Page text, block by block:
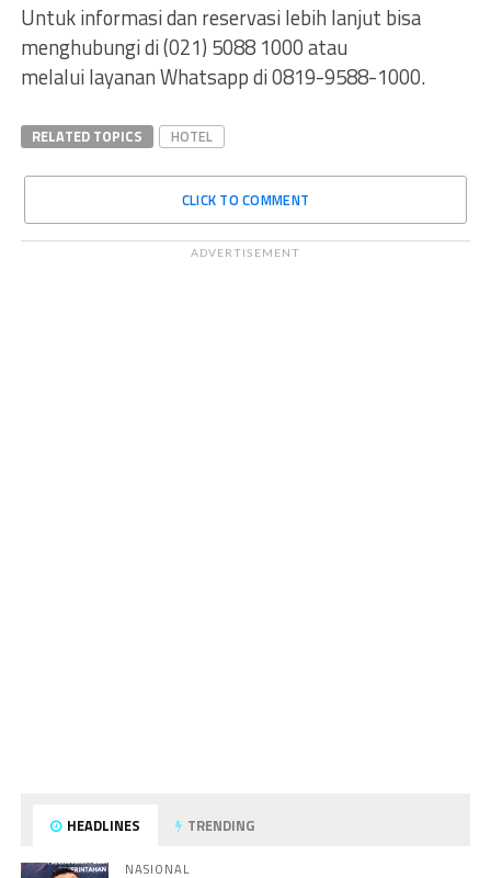
Untuk informasi dan reservasi lebih lanjut bisa
menghubungi di (021) 5088 1000 atau
melalui layanan Whatsapp di 0819-9588-1000.
RELATED TOPICS HOTEL
CLICK TO COMMENT
ADVERTISEMENT
HEADLINES TRENDING
NASIONAL